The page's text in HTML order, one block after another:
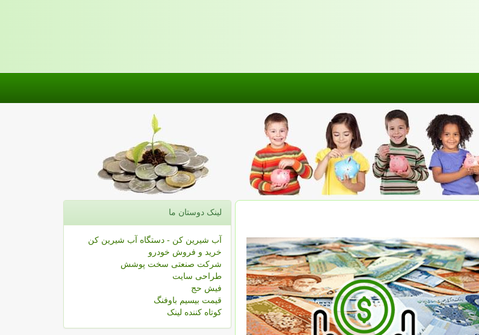
لینک دوستان ما
آب شیرین کن - دستگاه آب شیرین کن
خرید و فروش خودرو
شرکت صنعتی سخت پوشش
طراحی سایت
فیش حج
قیمت بیسیم باوفنگ
کوتاه کننده لینک